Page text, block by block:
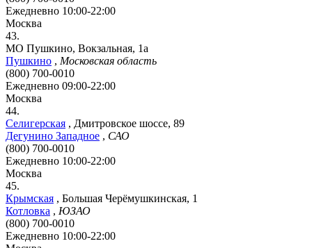
Ежедневно 10:00-22:00
Москва
43.
МО Пушкино, Вокзальная, 1а
Пушкино , Московская область
(800) 700-0010
Ежедневно 09:00-22:00
Москва
44.
Селигерская , Дмитровское шоссе, 89
Дегунино Западное , САО
(800) 700-0010
Ежедневно 10:00-22:00
Москва
45.
Крымская , Большая Черёмушкинская, 1
Котловка , ЮЗАО
(800) 700-0010
Ежедневно 10:00-22:00